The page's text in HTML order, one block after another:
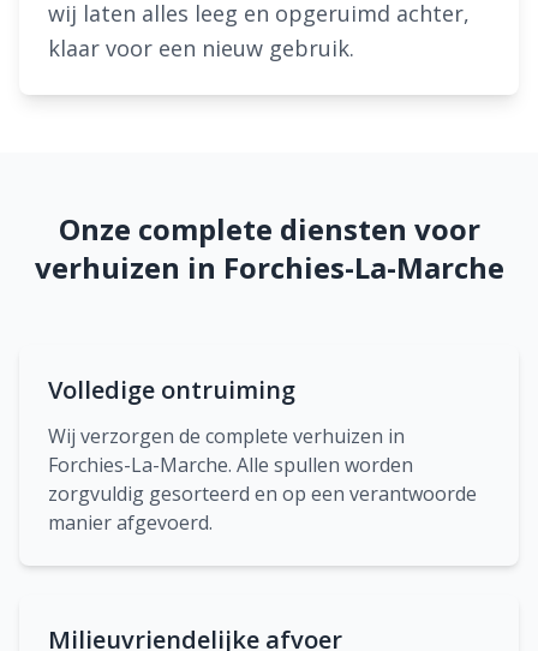
wij laten alles leeg en opgeruimd achter,
klaar voor een nieuw gebruik.
Onze complete diensten voor
verhuizen in Forchies-La-Marche
Volledige ontruiming
Wij verzorgen de complete verhuizen in
Forchies-La-Marche. Alle spullen worden
zorgvuldig gesorteerd en op een verantwoorde
manier afgevoerd.
Milieuvriendelijke afvoer